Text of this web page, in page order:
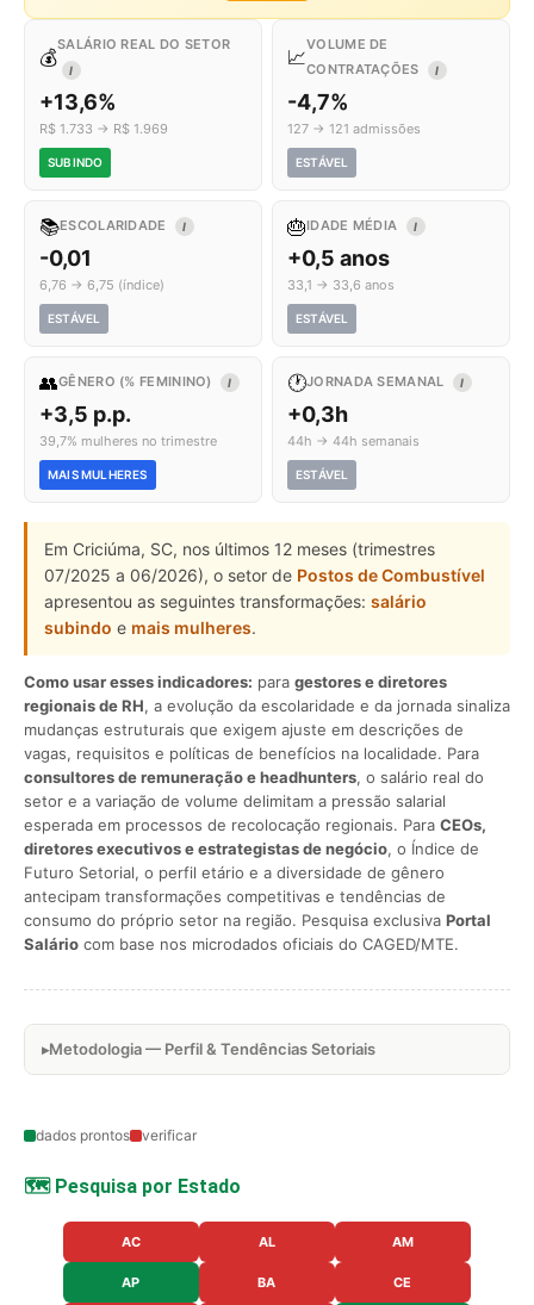
💰
SALÁRIO REAL DO SETOR
I
+13,6%
R$ 1.733 → R$ 1.969
SUBINDO
📈
VOLUME DE
CONTRATAÇÕES
I
-4,7%
127 → 121 admissões
ESTÁVEL
📚ESCOLARIDADE I
-0,01
6,76 → 6,75 (índice)
ESTÁVEL
🎂IDADE MÉDIA I
+0,5 anos
33,1 → 33,6 anos
ESTÁVEL
👥GÊNERO (% FEMININO) I
+3,5 p.p.
39,7% mulheres no trimestre
MAIS MULHERES
🕐JORNADA SEMANAL I
+0,3h
44h → 44h semanais
ESTÁVEL
Em Criciúma, SC, nos últimos 12 meses (trimestres
07/2025 a 06/2026), o setor de Postos de Combustível
apresentou as seguintes transformações: salário
subindo e mais mulheres.
Como usar esses indicadores: para gestores e diretores
regionais de RH, a evolução da escolaridade e da jornada sinaliza
mudanças estruturais que exigem ajuste em descrições de
vagas, requisitos e políticas de benefícios na localidade. Para
consultores de remuneração e headhunters, o salário real do
setor e a variação de volume delimitam a pressão salarial
esperada em processos de recolocação regionais. Para CEOs,
diretores executivos e estrategistas de negócio, o Índice de
Futuro Setorial, o perfil etário e a diversidade de gênero
antecipam transformações competitivas e tendências de
consumo do próprio setor na região. Pesquisa exclusiva Portal
Salário com base nos microdados oficiais do CAGED/MTE.
Metodologia — Perfil & Tendências Setoriais
dados prontos verificar
🗺️ Pesquisa por Estado
AC AL AM
AP BA CE